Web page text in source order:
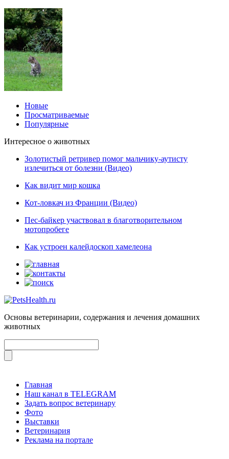
Новые
Просматриваемые
Популярные
Интересное о животных
Золотистый ретривер помог мальчику-аутисту
излечиться от болезни (Видео)
Как видит мир кошка
Кот-ловкач из Франции (Видео)
Пес-байкер участвовал в благотворительном
мотопробеге
Как устроен калейдоскоп хамелеона
Основы ветеринарии, содержания и лечения домашних
животных
Главная
Наш канал в TELEGRAM
Задать вопрос ветеринару
Фото
Выставки
Ветеринария
Реклама на портале